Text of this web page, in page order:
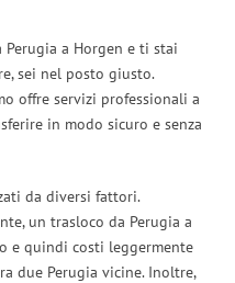
a Horgen e ti stai
sei nel posto giusto.
offre servizi professionali a
in modo sicuro e senza
da diversi fattori.
un trasloco da Perugia a
e quindi costi leggermente
due Perugia vicine. Inoltre,